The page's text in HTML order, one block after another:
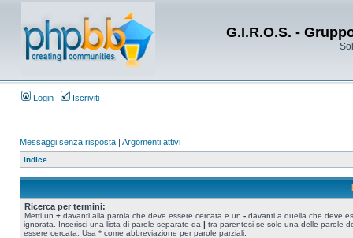
G.I.R.O.S. -
Login Iscriviti
Messaggi senza risposta | Argomenti attivi
Indice
Ricerca per termini:
Metti un + davanti alla parola che deve essere cercata e un - davanti a quella che deve
ignorata. Inserisci una lista di parole separate da | tra parentesi se solo una delle parole
essere cercata. Usa * come abbreviazione per parole parziali.